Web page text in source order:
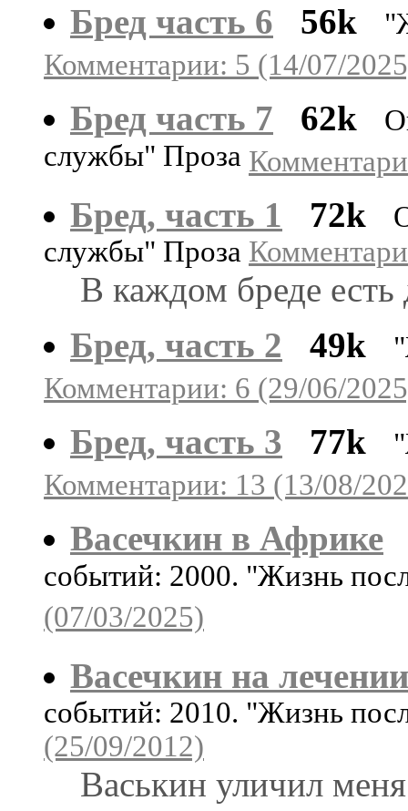
Бред часть 6 56k
Комментарии: 5 (14/07/
Бред часть 7 62k
службы" Проза
Бред, часть 1 72k
службы" Проза
В каждом бреде есть
Бред, часть 2
49k
Комментарии: 6 (29/06/
Бред, часть 3 77k
Комментарии: 13 (13/08/
Васечкин в Африке
событий: 2000. "Жизнь
(07/03/2025)
Васечкин на лечении
событий: 2010. "Жизнь
(25/09/2012)
Васькин уличил